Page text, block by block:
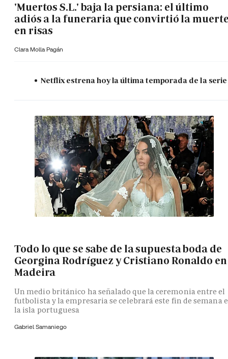
'Muertos S.L.' baja la persiana: el último
adiós a la funeraria que convirtió la
en risas
Clara Molla Pagán
Netflix estrena hoy la última temporada de la serie
Todo lo que se sabe de la supuesta boda de
Georgina Rodríguez y Cristiano Ronaldo en
Madeira
Un medio británico ha señalado que la ceremonia entre el
futbolista y la empresaria se celebrará este fin de semana
la isla portuguesa
Gabriel Samaniego